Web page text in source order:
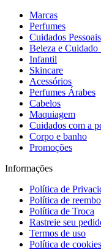
Marcas
Perfumes
Cuidados Pessoais
Beleza e Cuidado
Infantil
Skincare
Acessórios
Perfumes Árabes
Cabelos
Maquiagem
Cuidados com a
Corpo e banho
Promoções
Informações
Política de
Política de
Política de Troca
Rastreie seu
Termos de uso
Política de cookies